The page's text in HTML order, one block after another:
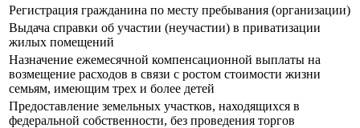
Регистрация гражданина по месту пребывания (организации)
Выдача справки об участии (неучастии) в приватизации
жилых помещений
Назначение ежемесячной компенсационной выплаты на
возмещение расходов в связи с ростом стоимости жизни
семьям, имеющим трех и более детей
Предоставление земельных участков, находящихся в
федеральной собственности, без проведения торгов